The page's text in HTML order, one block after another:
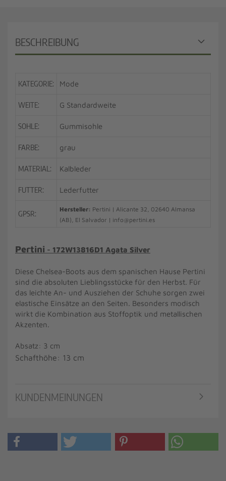
BESCHREIBUNG
KATEGORIE: Mode
WEITE: G Standardweite
SOHLE: Gummisohle
FARBE: grau
MATERIAL: Kalbleder
FUTTER: Lederfutter
GPSR: Hersteller: Pertini | Alicante 32, 02640 Almansa
(AB), El Salvador | info@pertini.es
Pertini - 172W13816D1 Agata Silver
Diese Chelsea-Boots aus dem spanischen Hause Pertini
sind die absoluten Lieblingsstücke für den Herbst. Für
das leichte An- und Ausziehen der Schuhe sorgen zwei
elastische Einsätze an den Seiten. Besonders modisch
wirkt die Kombination aus Stoffoptik und metallischen
Akzenten.
Absatz: 3 cm
Schafthöhe: 13 cm
KUNDENMEINUNGEN